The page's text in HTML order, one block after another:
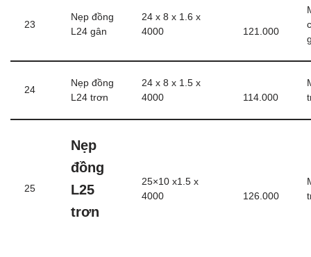
23
Nẹp đồng
L24 gân
24 x 8 x 1.6 x
4000
121.000
24
Nẹp đồng
L24 trơn
24 x 8 x 1.5 x
4000
114.000
25
Nẹp
đồng
L25
trơn
25×10 x1.5 x
4000
126.000